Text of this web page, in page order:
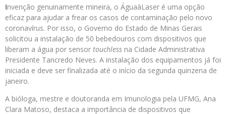
Invenção genuinamente mineira, o ÁguaàLaser é uma opção
eficaz para ajudar a frear os casos de contaminação pelo novo
coronavírus. Por isso, o Governo do Estado de Minas Gerais
solicitou a instalação de 50 bebedouros com dispositivos que
liberam a água por sensor touchless na Cidade Administrativa
Presidente Tancredo Neves. A instalação dos equipamentos já foi
iniciada e deve ser finalizada até o início da segunda quinzena de
janeiro.
A bióloga, mestre e doutoranda em Imunologia pela UFMG, Ana
Clara Matoso, destaca a importância de dispositivos que